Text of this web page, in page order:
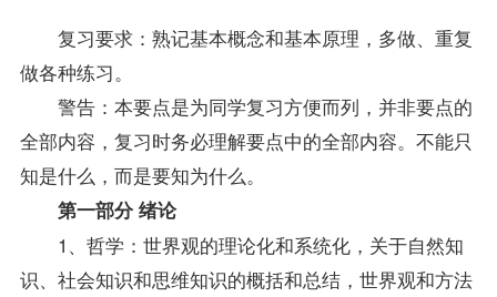
复习要求：熟记基本概念和基本原理，多做、重复
做各种练习。
警告：本要点是为同学复习方便而列，并非要点的
全部内容，复习时务必理解要点中的全部内容。不能只
知是什么，而是要知为什么。
第一部分 绪论
1、哲学：世界观的理论化和系统化，关于自然知
识、社会知识和思维知识的概括和总结，世界观和方法